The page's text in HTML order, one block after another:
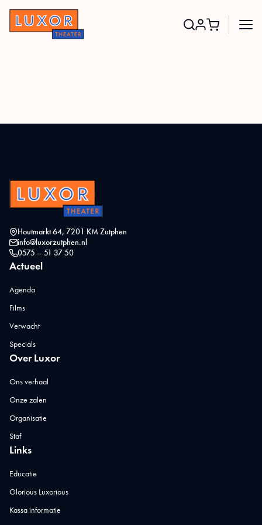
Houtmarkt 64, 7201 KM Zutphen
info@luxorzutphen.nl
0575 – 51 37 50
Actueel
Agenda
Films
Verwacht
Specials
Over Luxor
Ons verhaal
Onze zalen
Organisatie
Staf
Links
Educatie
Glorious Luxorious
Kassa informatie